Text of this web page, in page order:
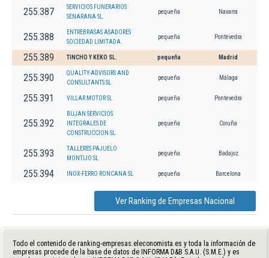
255.387
SERVICIOS FUNERARIOS
SENARANA SL.
pequeña Navarra
255.388
ENTREBRASAS ASADORES
SOCIEDAD LIMITADA.
pequeña Pontevedra
255.389 TINCHO Y KEKO SL. pequeña Madrid
255.390
QUALITY-ADVISORS AND
CONSULTANTS SL.
pequeña Málaga
255.391 VILLAR MOTOR SL pequeña Pontevedra
255.392
BUJAN SERVICIOS
INTEGRALES DE
CONSTRUCCION SL.
pequeña Coruña
255.393
TALLERES PAJUELO
MONTIJO SL
pequeña Badajoz
255.394 INOX-FERRO RONCANA SL pequeña Barcelona
Ver Ranking de Empresas Nacional
Todo el contenido de ranking-empresas.eleconomista.es y toda la información de
empresas procede de la base de datos de INFORMA D&B S.A.U. (S.M.E.) y es